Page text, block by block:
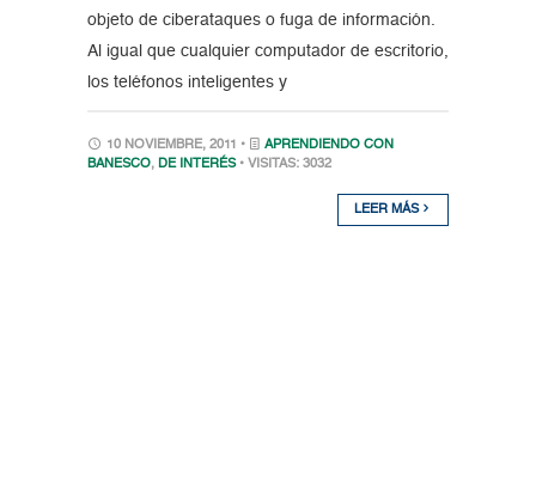
objeto de ciberataques o fuga de información.
Al igual que cualquier computador de escritorio,
los teléfonos inteligentes y
10 NOVIEMBRE, 2011 •
APRENDIENDO CON
BANESCO, DE INTERÉS • VISITAS: 3032
LEER MÁS